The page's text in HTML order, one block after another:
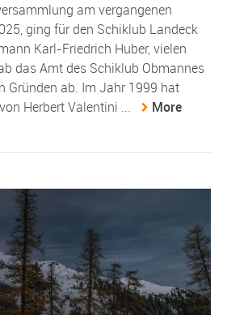
am vergangenen
ging für den Schiklub Landeck
Karl-Friedrich Huber, vielen
das Amt des Schiklub Obmannes
Gründen ab. Im Jahr 1999 hat
Herbert Valentini ...
More